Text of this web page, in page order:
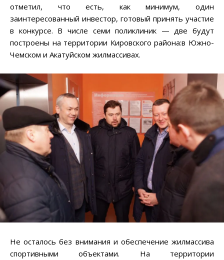
отметил, что есть, как минимум, один
заинтересованный инвестор, готовый принять участие
в конкурсе. В числе семи поликлиник — две будут
построены на территории Кировского района:в Южно-
Чемском и Акатуйском жилмассивах.
Не осталось без внимания и обеспечение жилмассива
спортивными объектами. На территории